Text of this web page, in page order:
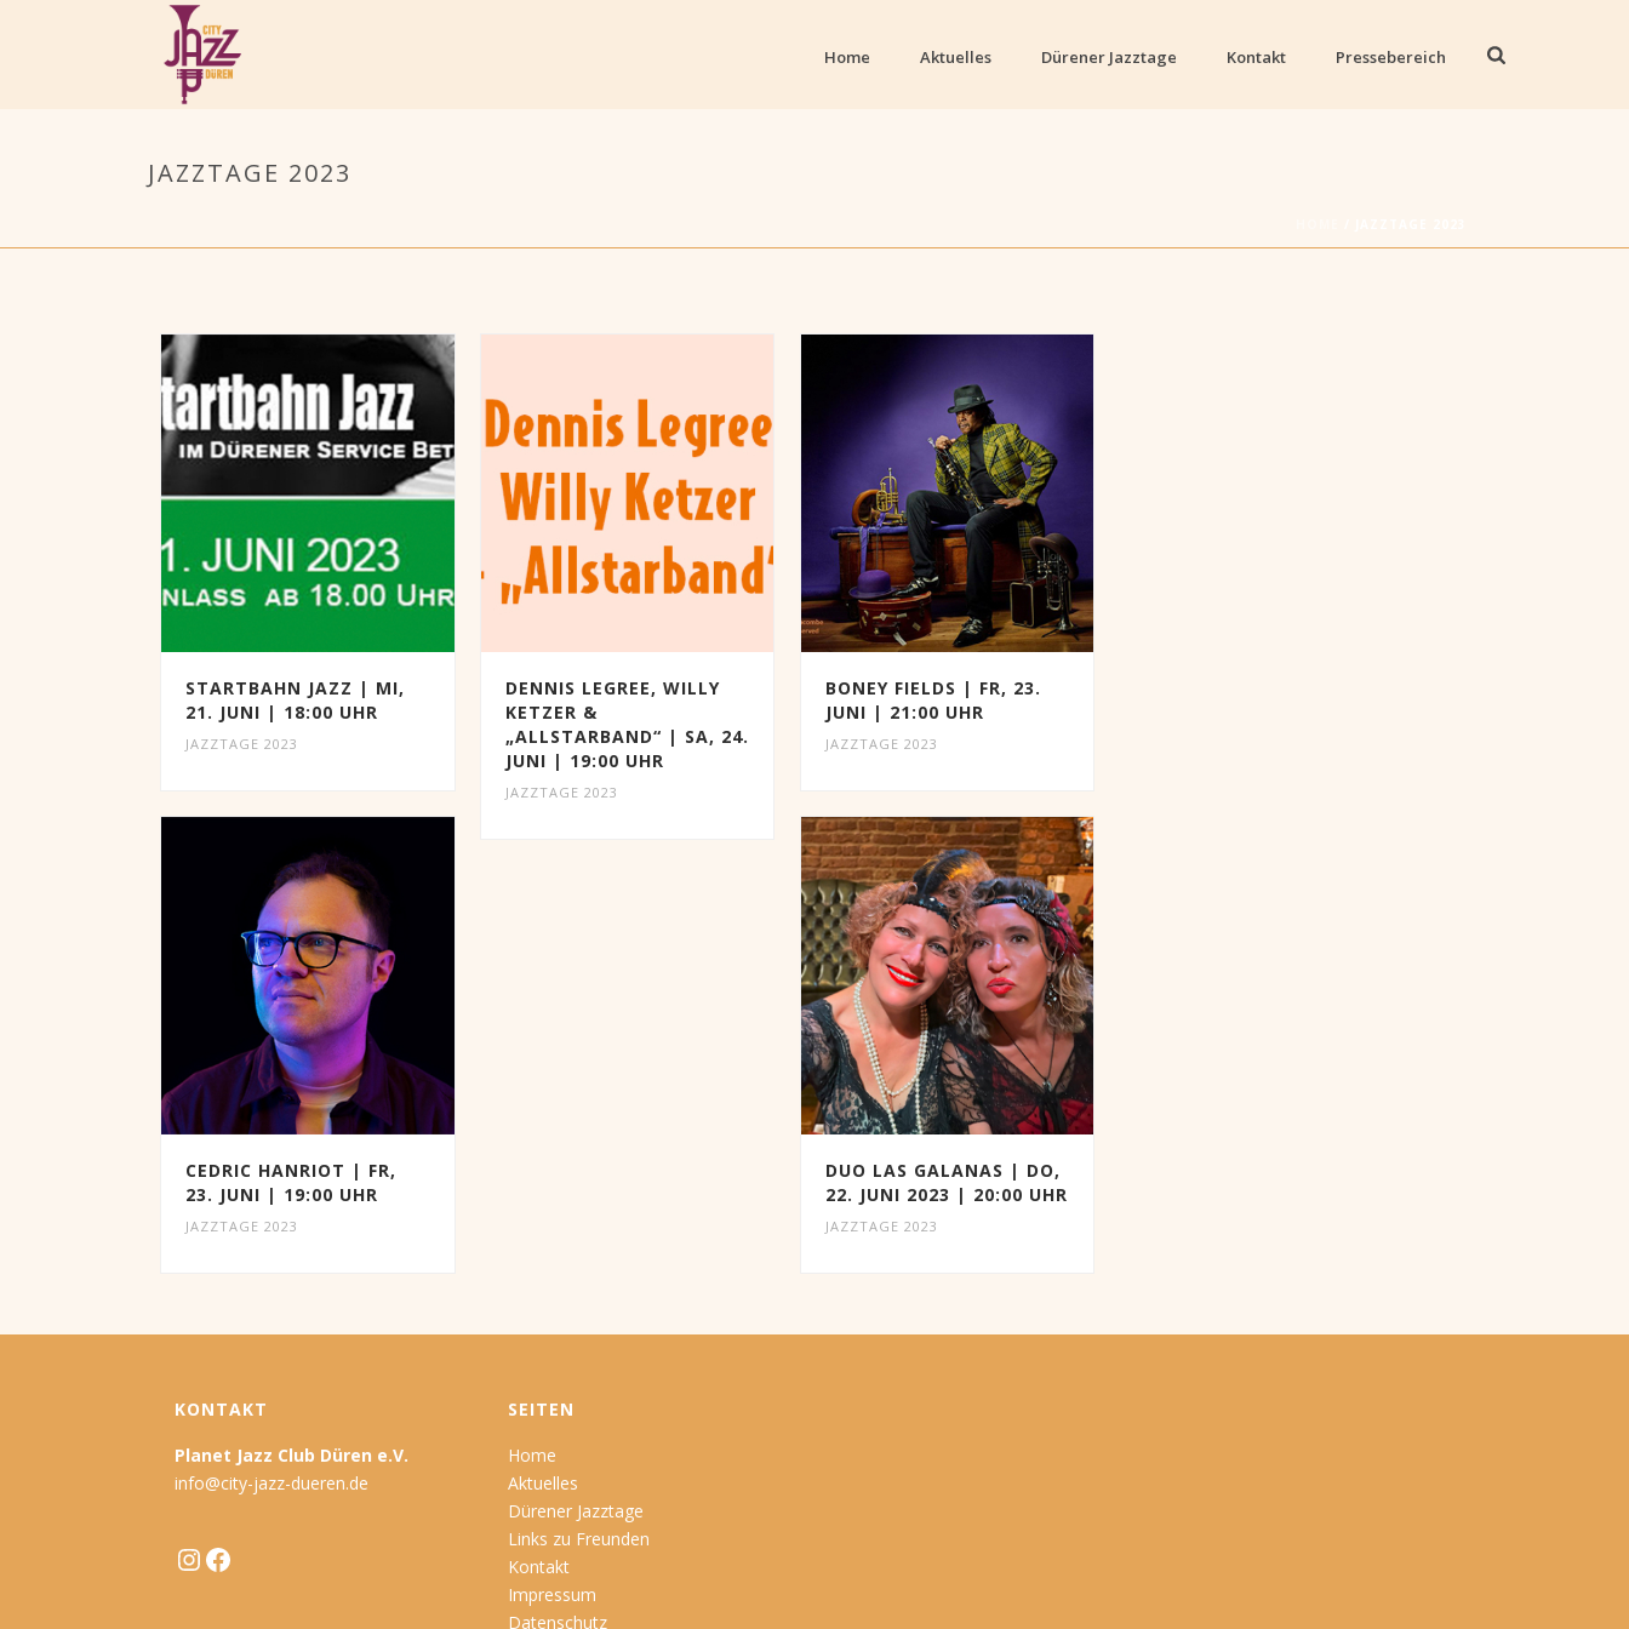
Home Aktuelles Dürener Jazztage Kontakt Pressebereich
JAZZTAGE 2023
STARTBAHN JAZZ | MI,
21. JUNI | 18:00 UHR
JAZZTAGE 2023
DENNIS LEGREE, WILLY
KETZER &
„ALLSTARBAND“ | SA, 24.
JUNI | 19:00 UHR
JAZZTAGE 2023
BONEY FIELDS | FR, 23.
JUNI | 21:00 UHR
JAZZTAGE 2023
CEDRIC HANRIOT | FR,
23. JUNI | 19:00 UHR
JAZZTAGE 2023
DUO LAS GALANAS | DO,
22. JUNI 2023 | 20:00 UHR
JAZZTAGE 2023
KONTAKT
Planet Jazz Club Düren e.V.
info@city-jazz-dueren.de
Instagram
Facebook
SEITEN
Home
Aktuelles
Dürener Jazztage
Links zu Freunden
Kontakt
Impressum
Datenschutz